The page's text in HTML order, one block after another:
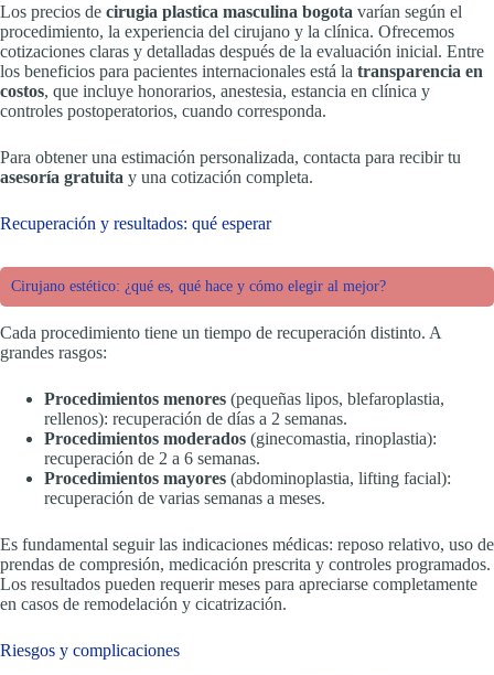
Los precios de cirugia plastica masculina bogota varían según el
procedimiento, la experiencia del cirujano y la clínica. Ofrecemos
cotizaciones claras y detalladas después de la evaluación inicial. Entre
los beneficios para pacientes internacionales está la transparencia en
costos, que incluye honorarios, anestesia, estancia en clínica y
controles postoperatorios, cuando corresponda.
Para obtener una estimación personalizada, contacta para recibir tu
asesoría gratuita y una cotización completa.
Recuperación y resultados: qué esperar
Cirujano estético: ¿qué es, qué hace y cómo elegir al mejor?
Cada procedimiento tiene un tiempo de recuperación distinto. A
grandes rasgos:
Procedimientos menores (pequeñas lipos, blefaroplastia,
rellenos): recuperación de días a 2 semanas.
Procedimientos moderados (ginecomastia, rinoplastia):
recuperación de 2 a 6 semanas.
Procedimientos mayores (abdominoplastia, lifting facial):
recuperación de varias semanas a meses.
Es fundamental seguir las indicaciones médicas: reposo relativo, uso de
prendas de compresión, medicación prescrita y controles programados.
Los resultados pueden requerir meses para apreciarse completamente
en casos de remodelación y cicatrización.
Riesgos y complicaciones